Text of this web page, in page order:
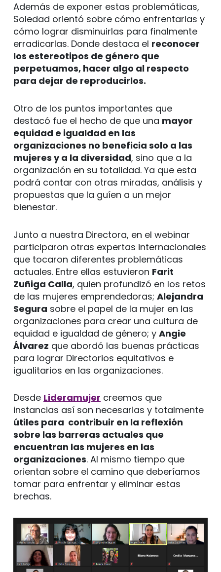
Además de exponer estas problemáticas,
Soledad orientó sobre cómo enfrentarlas y
cómo lograr disminuirlas para finalmente
erradicarlas. Donde destaca el reconocer
los estereotipos de género que
perpetuamos, hacer algo al respecto
para dejar de reproducirlos.
Otro de los puntos importantes que
destacó fue el hecho de que una mayor
equidad e igualdad en las
organizaciones no beneficia solo a las
mujeres y a la diversidad, sino que a la
organización en su totalidad. Ya que esta
podrá contar con otras miradas, análisis y
propuestas que la guíen a un mejor
bienestar.
Junto a nuestra Directora, en el webinar
participaron otras expertas internacionales
que tocaron diferentes problemáticas
actuales. Entre ellas estuvieron Farit
Zuñiga Calla, quien profundizó en los retos
de las mujeres emprendedoras; Alejandra
Segura sobre el papel de la mujer en las
organizaciones para crear una cultura de
equidad e igualdad de género; y Angie
Álvarez que abordó las buenas prácticas
para lograr Directorios equitativos e
igualitarios en las organizaciones.
Desde Lideramujer creemos que
instancias así son necesarias y totalmente
útiles para contribuir en la reflexión
sobre las barreras actuales que
encuentran las mujeres en las
organizaciones. Al mismo tiempo que
orientan sobre el camino que deberíamos
tomar para enfrentar y eliminar estas
brechas.